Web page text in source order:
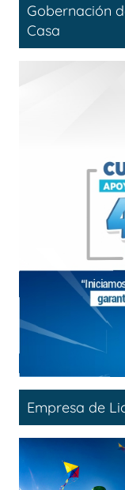
Gobernación
Casa
Empresa de